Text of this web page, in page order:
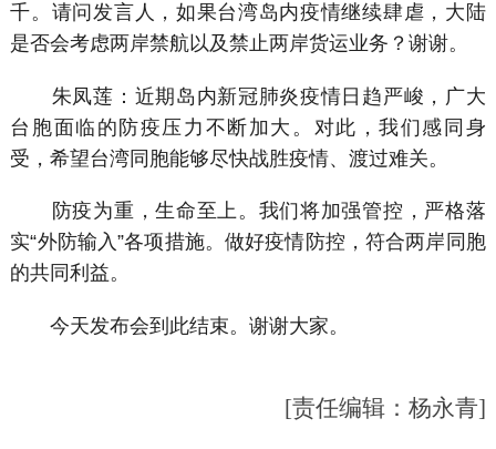
千。请问发言人，如果台湾岛内疫情继续肆虐，大陆
是否会考虑两岸禁航以及禁止两岸货运业务？谢谢。
朱凤莲：近期岛内新冠肺炎疫情日趋严峻，广大
台胞面临的防疫压力不断加大。对此，我们感同身
受，希望台湾同胞能够尽快战胜疫情、渡过难关。
防疫为重，生命至上。我们将加强管控，严格落
实“外防输入”各项措施。做好疫情防控，符合两岸同胞
的共同利益。
今天发布会到此结束。谢谢大家。
[责任编辑：杨永青]